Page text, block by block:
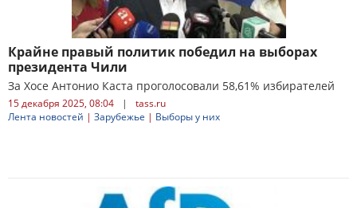
Крайне правый политик победил на выборах
президента Чили
За Хосе Антонио Каста проголосовали 58,61% избирателей
15 декабря 2025, 08:04 |
tass.ru
Лента новостей | Зарубежье | Выборы у них